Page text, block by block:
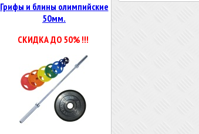
Грифы и блины олимпийские
50мм.
СКИДКА ДО 50% !!!